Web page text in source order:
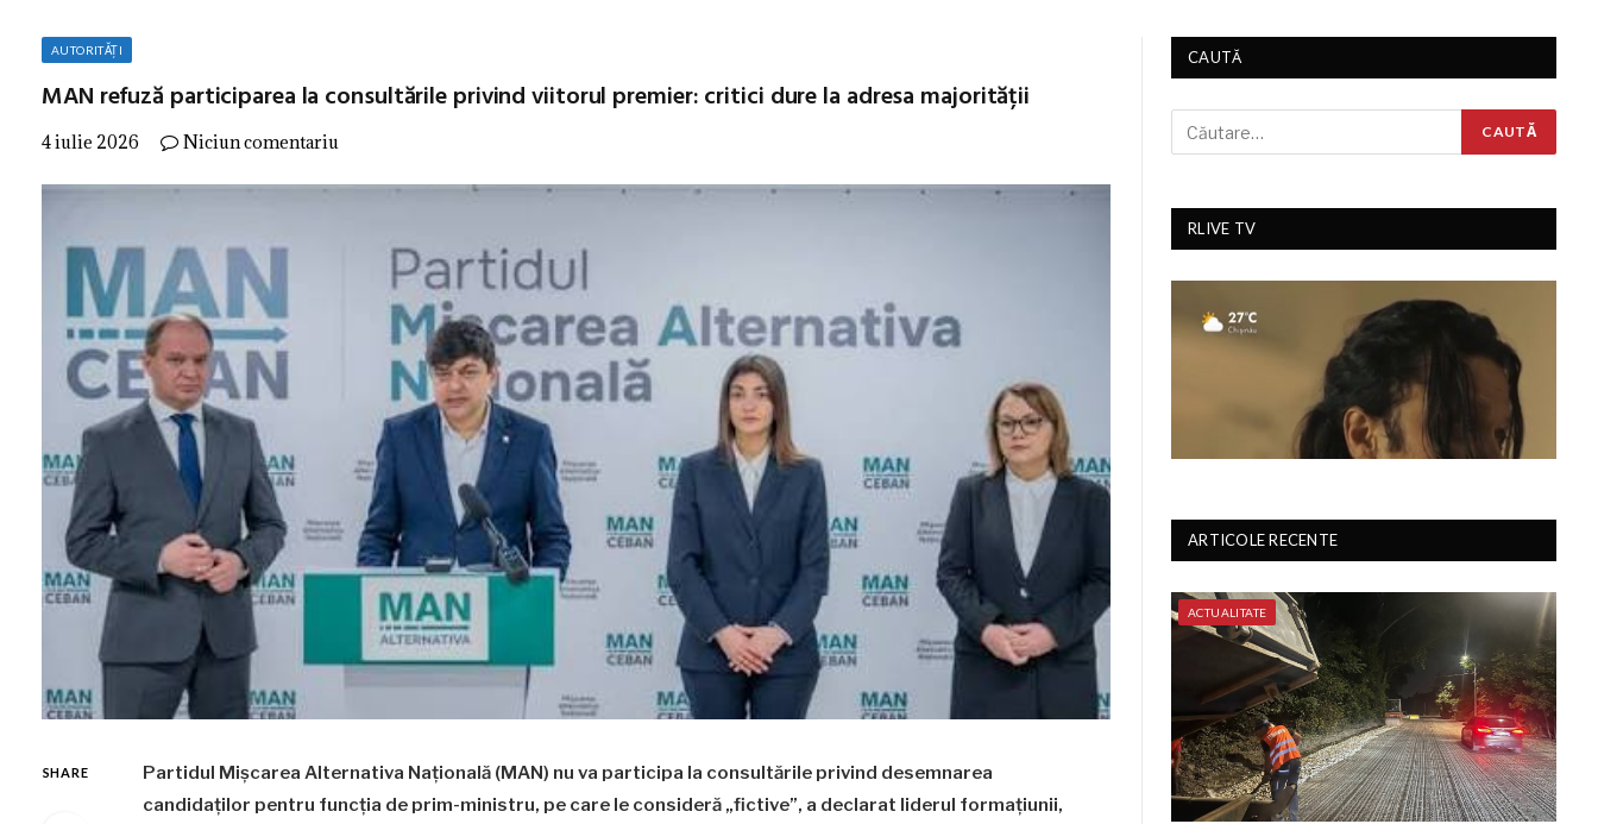
AUTORITĂȚI
MAN refuză participarea la consultările privind viitorul premier: critici dure la adresa majorității
4 iulie 2026 Niciun comentariu
SHARE
Partidul Mișcarea Alternativa Națională (MAN) nu va participa la consultările privind desemnarea
candidaților pentru funcția de prim-ministru, pe care le consideră „fictive”, a declarat liderul formațiunii,
CAUTĂ
RLIVE TV
ARTICOLE RECENTE
ACTUALITATE